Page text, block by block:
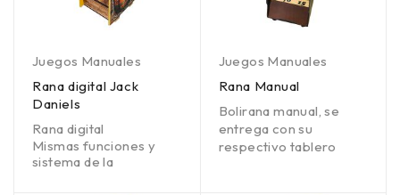
Juegos Manuales
Rana digital Jack
Daniels
Rana digital
Mismas funciones y
sistema de la
Juegos Manuales
Rana Manual
Bolirana manual, se
entrega con su
respectivo tablero